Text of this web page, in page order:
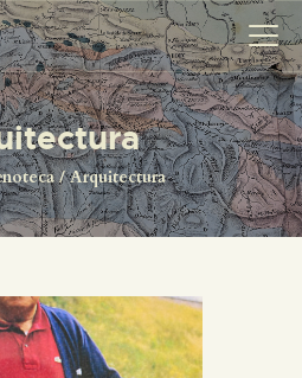
Arquitectura
4.0